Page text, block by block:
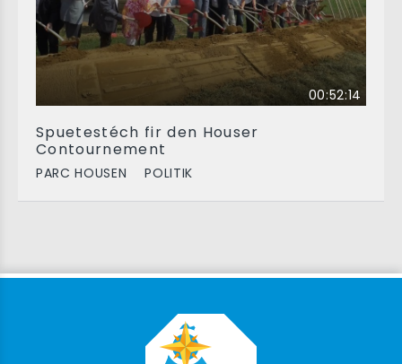
00:52:14
Spuetestéch fir den Houser
Contournement
PARC HOUSEN POLITIK